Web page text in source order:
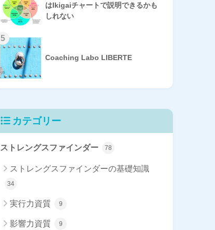
はIkigaiチャートで説明できるかも
しれない
5
Coaching Labo LIBERTE
カテゴリー
ストレングスファインダー 78
ストレングスファインダーの基礎知識
34
実行力資質 9
影響力資質 9